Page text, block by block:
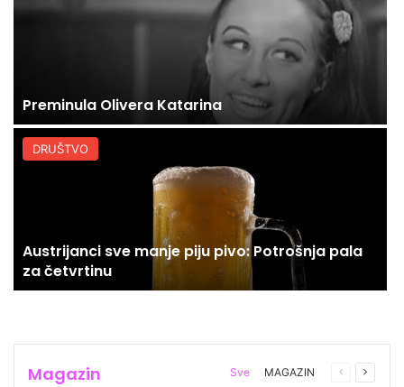
Preminula Olivera Katarina
DRUŠTVO
Austrijanci sve manje piju pivo: Potrošnja pala
za četvrtinu
Magazin Sve MAGAZIN
Prethodna